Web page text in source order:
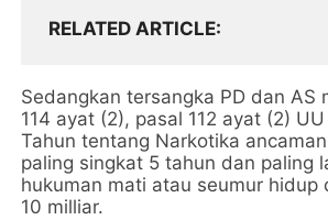
RELATED ARTICLE
Sedangkan tersangka PD dan AS
114 ayat (2), pasal 112 ayat (2)
Tahun tentang Narkotika
paling singkat 5 tahun dan paling
hukuman mati atau seumur hidup
10 milliar.